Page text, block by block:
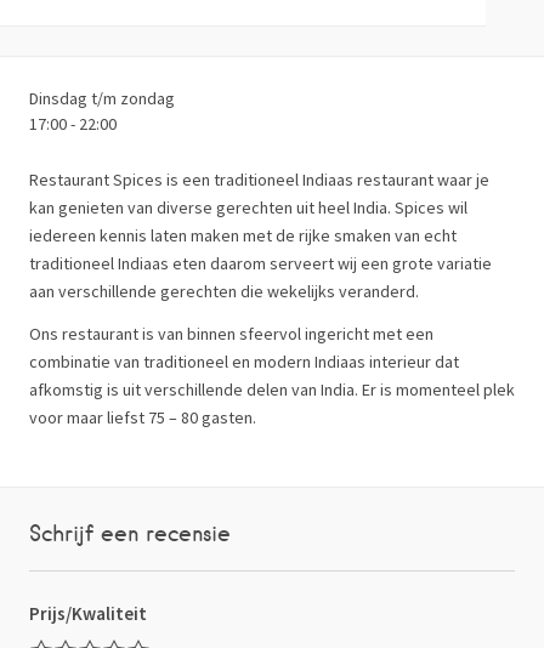
Dinsdag t/m zondag
17:00 - 22:00
Restaurant Spices is een traditioneel Indiaas restaurant waar je
kan genieten van diverse gerechten uit heel India. Spices wil
iedereen kennis laten maken met de rijke smaken van echt
traditioneel Indiaas eten daarom serveert wij een grote variatie
aan verschillende gerechten die wekelijks veranderd.
Ons restaurant is van binnen sfeervol ingericht met een
combinatie van traditioneel en modern Indiaas interieur dat
afkomstig is uit verschillende delen van India. Er is momenteel plek
voor maar liefst 75 – 80 gasten.
Schrijf een recensie
Prijs/Kwaliteit